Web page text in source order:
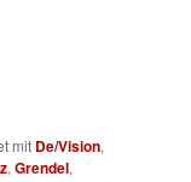
mit De/Vision,
,Grendel,